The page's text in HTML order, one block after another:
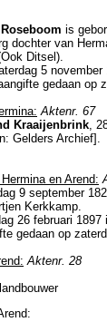
is
dochter van
Ditsel).
5 november
gedaan op
Aktenr. 67
Kraaijenbrink,
Gelders Archief].
en Arend:
9 september
Kerkkamp.
26 februari 1897
gedaan op
Aktenr. 28